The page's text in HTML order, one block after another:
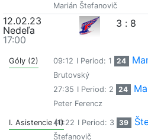
Marián Štefanovič
12.02.23
Nedeľa
17:00
3 : 8
Góly (2) 09:12 I Period: 1 24
Brutovský
27:35 I Period: 2 24
Peter Ferencz
I. Asistencie (1)40:22 I Period: 3 39
Štefanovič